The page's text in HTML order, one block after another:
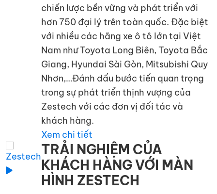
chiến lược bền vững và phát triển với
hơn 750 đại lý trên toàn quốc. Đặc biệt
với nhiều các hãng xe ô tô lớn tại Việt
Nam như Toyota Long Biên, Toyota Bắc
Giang, Hyundai Sài Gòn, Mitsubishi Quy
Nhơn,…Đánh dấu bước tiến quan trọng
trong sự phát triển thịnh vượng của
Zestech với các đơn vị đối tác và
khách hàng.
Xem chi tiết
TRẢI NGHIỆM CỦA
KHÁCH HÀNG VỚI MÀN
HÌNH ZESTECH